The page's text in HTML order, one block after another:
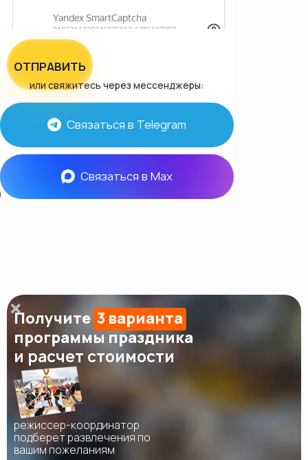
ОТПРАВИТЬ
или свяжитесь через мессенджеры:
Связаться в Telegram
Связаться в Max
Получите 3 варианта
программы праздника
и расчет стоимости
режиссер-координатор
подберет развлечения по
вашим пожеланиям